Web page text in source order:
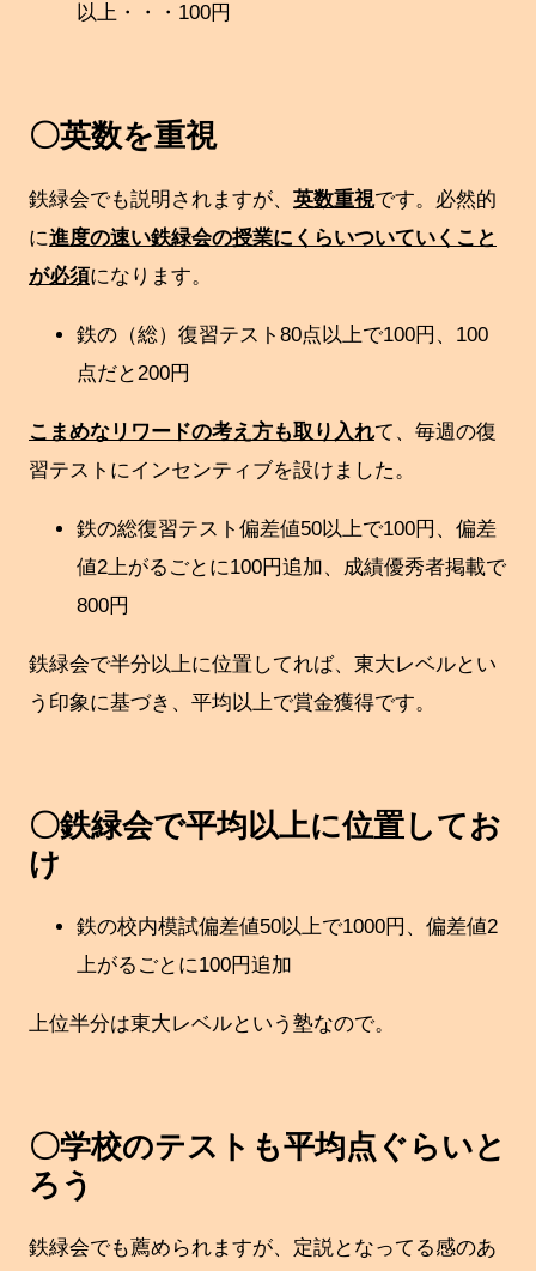
以上・・・100円
〇英数を重視
鉄緑会でも説明されますが、 英数重視です。必然的
に進度の速い鉄緑会の授業にくらいついていくこと
が必須になります。
鉄の（総）復習テスト80点以上で100円、100
点だと200円
こまめなリワードの考え方も取り入れて、毎週の復
習テストにインセンティブを設けました。
鉄の総復習テスト偏差値50以上で100円、偏差
値2上がるごとに100円追加、成績優秀者掲載で
800円
鉄緑会で半分以上に位置してれば、東大レベルとい
う印象に基づき、平均以上で賞金獲得です。
〇鉄緑会で平均以上に位置してお
け
鉄の校内模試偏差値50以上で1000円、偏差値2
上がるごとに100円追加
上位半分は東大レベルという塾なので。
〇学校のテストも平均点ぐらいと
ろう
鉄緑会でも薦められますが、定説となってる感のあ